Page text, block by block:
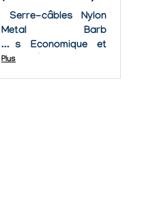
Serre-câbles Nylon
Metal Barb
Ties Economique et
facile à installer, le
Plus